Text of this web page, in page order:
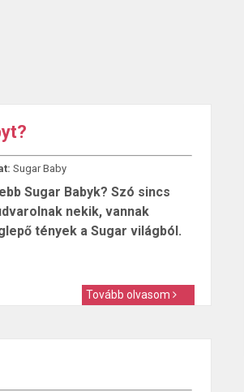
Sugar Baby
Sugar Babyk? Szó sincs
nekik, vannak
tények a Sugar világból.
Tovább olvasom